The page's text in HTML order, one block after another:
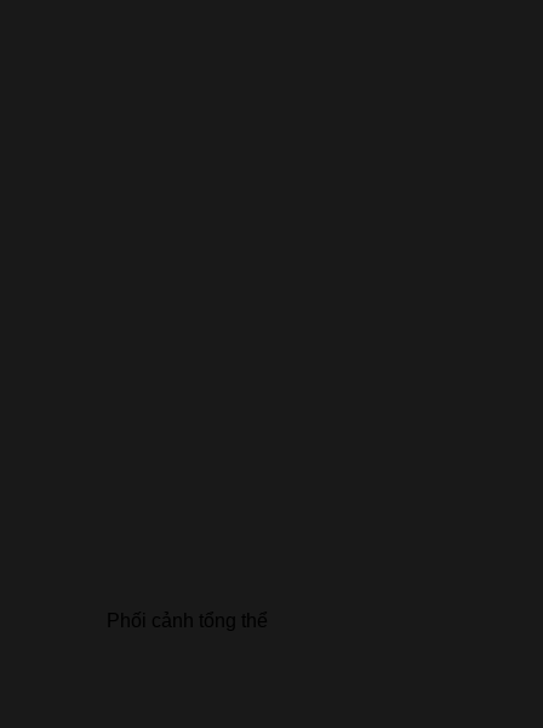
Phối cảnh tổng thể